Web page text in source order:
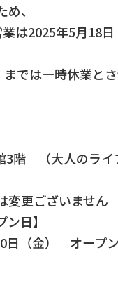
、
は2025年5月18
では一時休業と
3階 （大人のライ
更ございません
ン日】
日（金） オープ